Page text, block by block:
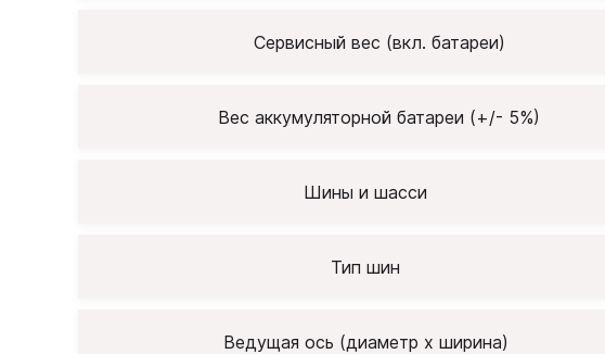
Сервисный вес (вкл. батареи)
Вес аккумуляторной батареи (+/- 5%)
Шины и шасси
Тип шин
Ведущая ось (диаметр х ширина)